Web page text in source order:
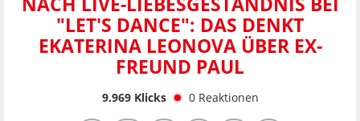
"LET'S DANCE": DAS DENKT
EKATERINA LEONOVA ÜBER EX-
FREUND PAUL
9.969Klicks 0 Reaktionen